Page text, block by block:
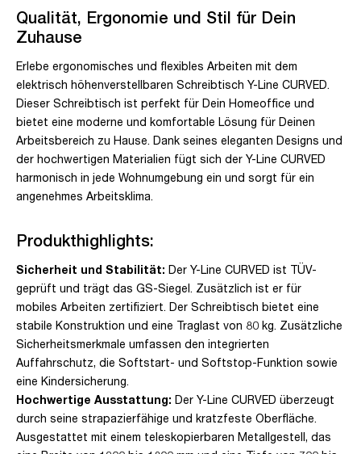
Qualität, Ergonomie und Stil für Dein
Zuhause
Erlebe ergonomisches und flexibles Arbeiten mit dem
elektrisch höhenverstellbaren Schreibtisch Y-Line CURVED.
Dieser Schreibtisch ist perfekt für Dein Homeoffice und
bietet eine moderne und komfortable Lösung für Deinen
Arbeitsbereich zu Hause. Dank seines eleganten Designs und
der hochwertigen Materialien fügt sich der Y-Line CURVED
harmonisch in jede Wohnumgebung ein und sorgt für ein
angenehmes Arbeitsklima.
Produkthighlights:
Sicherheit und Stabilität: Der Y-Line CURVED ist TÜV-
geprüft und trägt das GS-Siegel. Zusätzlich ist er für
mobiles Arbeiten zertifiziert. Der Schreibtisch bietet eine
stabile Konstruktion und eine Traglast von 80 kg. Zusätzliche
Sicherheitsmerkmale umfassen den integrierten
Auffahrschutz, die Softstart- und Softstop-Funktion sowie
eine Kindersicherung.
Hochwertige Ausstattung: Der Y-Line CURVED überzeugt
durch seine strapazierfähige und kratzfeste Oberfläche.
Ausgestattet mit einem teleskopierbaren Metallgestell, das